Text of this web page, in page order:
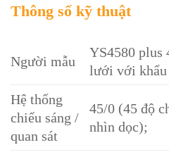
Thông số kỹ thuật
Người mẫu
YS4580 plus
lưới với khẩu
Hệ thống
chiếu sáng /
quan sát
45/0 (45 độ
nhìn dọc);